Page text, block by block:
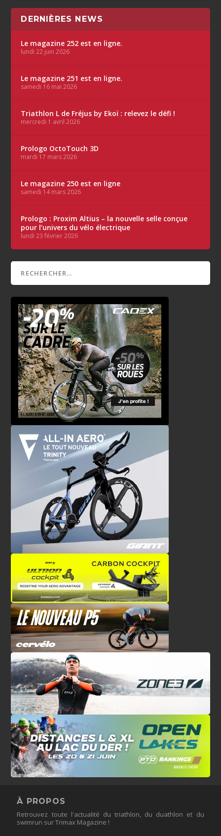
DERNIÈRES NEWS
Le magazine 252 est en ligne.
lundi 22 juin 2026
Le magazine 251 est en ligne.
samedi 16 mai 2026
Triathlon L de Fréjus by Ekoï : relevez le défi !
mercredi 1 avril 2026
Prologo OctoTouch 3D
mardi 17 mars 2026
Le magazine 250 est en ligne
samedi 14 mars 2026
Prologo : Proxim Altius – la nouvelle selle conçue
pour l’univers du vélo électrique
lundi 23 février 2026
À PROPOS
Retrouvez toute l'actualité du triathlon, du duathlon et du
swimrun sur Trimax Magazine !